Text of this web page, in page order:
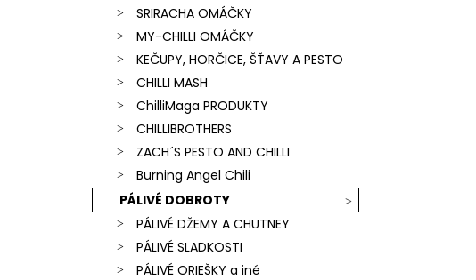
SRIRACHA OMÁČKY
MY-CHILLI OMÁČKY
KEČUPY, HORČICE, ŠŤAVY A PESTO
CHILLI MASH
ChilliMaga PRODUKTY
CHILLIBROTHERS
ZACH´S PESTO AND CHILLI
Burning Angel Chili
PÁLIVÉ DOBROTY
PÁLIVÉ DŽEMY A CHUTNEY
PÁLIVÉ SLADKOSTI
PÁLIVÉ ORIEŠKY a iné